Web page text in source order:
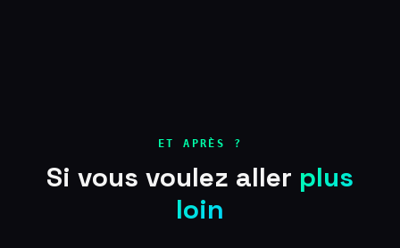
ET APRÈS ?
Si vous voulez aller plus
loin